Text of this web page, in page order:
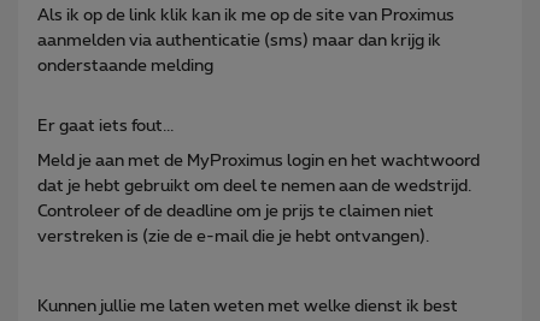
Als ik op de link klik kan ik me op de site van Proximus
aanmelden via authenticatie (sms) maar dan krijg ik
onderstaande melding
Er gaat iets fout...
Meld je aan met de MyProximus login en het wachtwoord
dat je hebt gebruikt om deel te nemen aan de wedstrijd.
Controleer of de deadline om je prijs te claimen niet
verstreken is (zie de e-mail die je hebt ontvangen).
Kunnen jullie me laten weten met welke dienst ik best